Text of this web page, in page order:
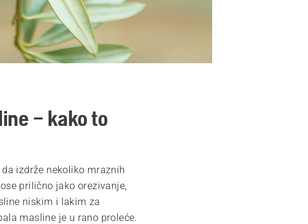
– kako to
izdrže nekoliko mraznih
prilično jako orezivanje,
niskim i lakim za
masline je u rano proleće.